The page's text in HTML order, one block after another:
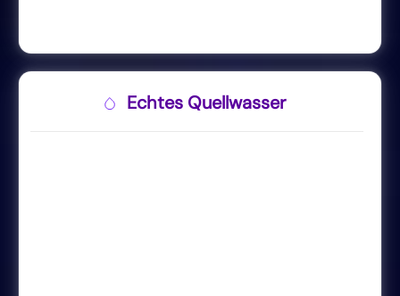
Echtes Quellwasser